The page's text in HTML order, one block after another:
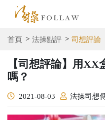
首頁 法操點評 司想評論
【司想評論】用
嗎？
2021-08-03 法操司想